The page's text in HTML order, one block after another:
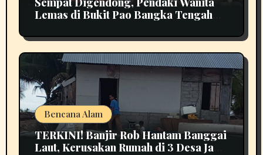
Lemas di Bukit Pao Bangka Tengah
Bencana Alam
TERKINI! Banjir Rob Hantam Banggai
Laut, Kerusakan Rumah di 3 Desa Jadi